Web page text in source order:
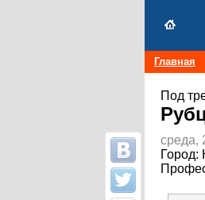
Главная
Под
среда,
Город: